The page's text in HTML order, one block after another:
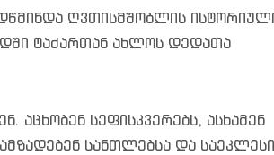
ღვთისმშობლის
ტაძართან ახლოს დედათა
აცხობენ სეფისკვერებს, ასხამენ
სანთლებსა და